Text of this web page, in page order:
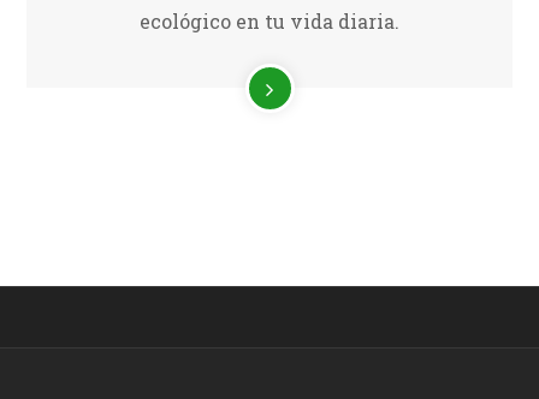
ecológico en tu vida diaria.